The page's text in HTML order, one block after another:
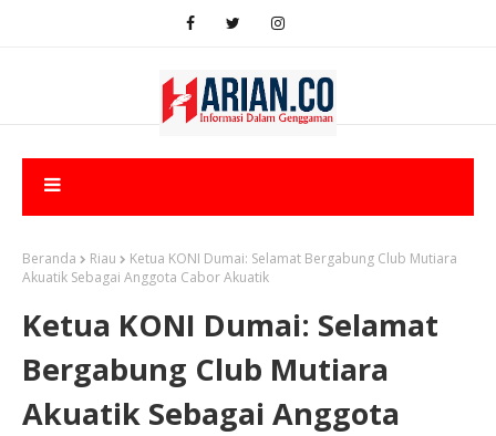
Beranda Riau
Ketua KONI Dumai: Selamat Bergabung Club Mutiara
Akuatik Sebagai Anggota Cabor Akuatik
Ketua KONI Dumai: Selamat
Bergabung Club Mutiara
Akuatik Sebagai Anggota